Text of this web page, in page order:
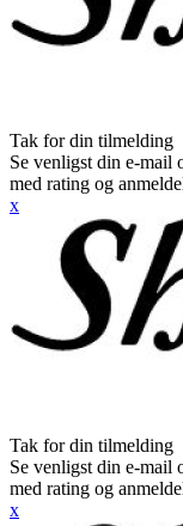
Tak for din tilmelding
Se venligst din e-mail
med rating og
x
Tak for din tilmelding
Se venligst din e-mail
med rating og
x